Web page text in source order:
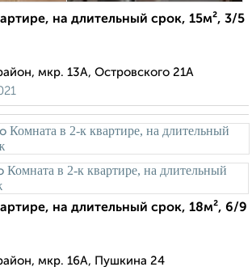
на длительный срок, 15м², 3/5
мкр. 13А, Островского 21А
на длительный срок, 18м², 6/9
мкр. 16А, Пушкина 24